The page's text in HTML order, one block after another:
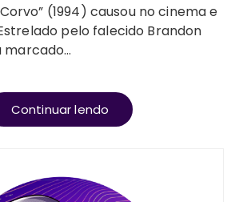
(1994) causou no cinema e
pelo falecido Brandon
marcado…
Continuar lendo